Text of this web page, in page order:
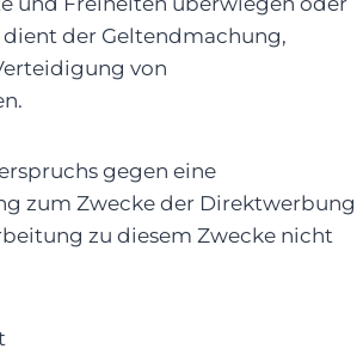
der Geltendmachung,
von
gegen eine
zum Zwecke der Direktwerbung
zu diesem Zwecke nicht